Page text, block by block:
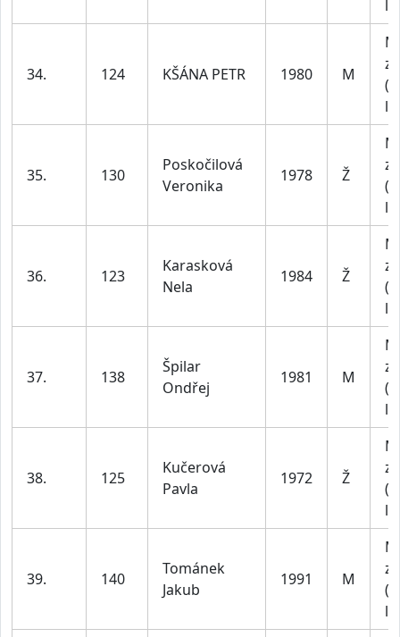
34. 124 KŠÁNA PETR 1980 M
35. 130
Poskočilová
Veronika
1978 Ž
36. 123
Karasková
Nela
1984 Ž
37. 138
Špilar
Ondřej
1981 M
38. 125
Kučerová
Pavla
1972 Ž
39. 140
Tománek
Jakub
1991 M